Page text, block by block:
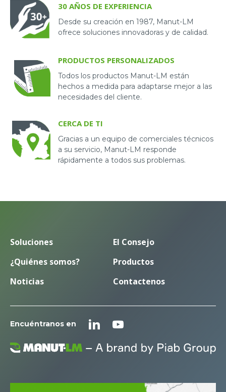
30 AÑOS DE EXPERIENCIA
Desde su creación en 1987, Manut-LM
ofrece soluciones innovadoras y de calidad.
PRODUCTOS PERSONALIZADOS
Todos los productos Manut-LM están
hechos a medida para adaptarse mejor a las
necesidades del cliente.
CERCA DE TI
Gracias a un equipo de comerciales técnicos
a su servicio, Manut-LM responde
rápidamente a todos sus problemas.
Soluciones
El Consejo
¿Quiénes somos?
Productos
Noticias
Contactenos
Encuéntranos en